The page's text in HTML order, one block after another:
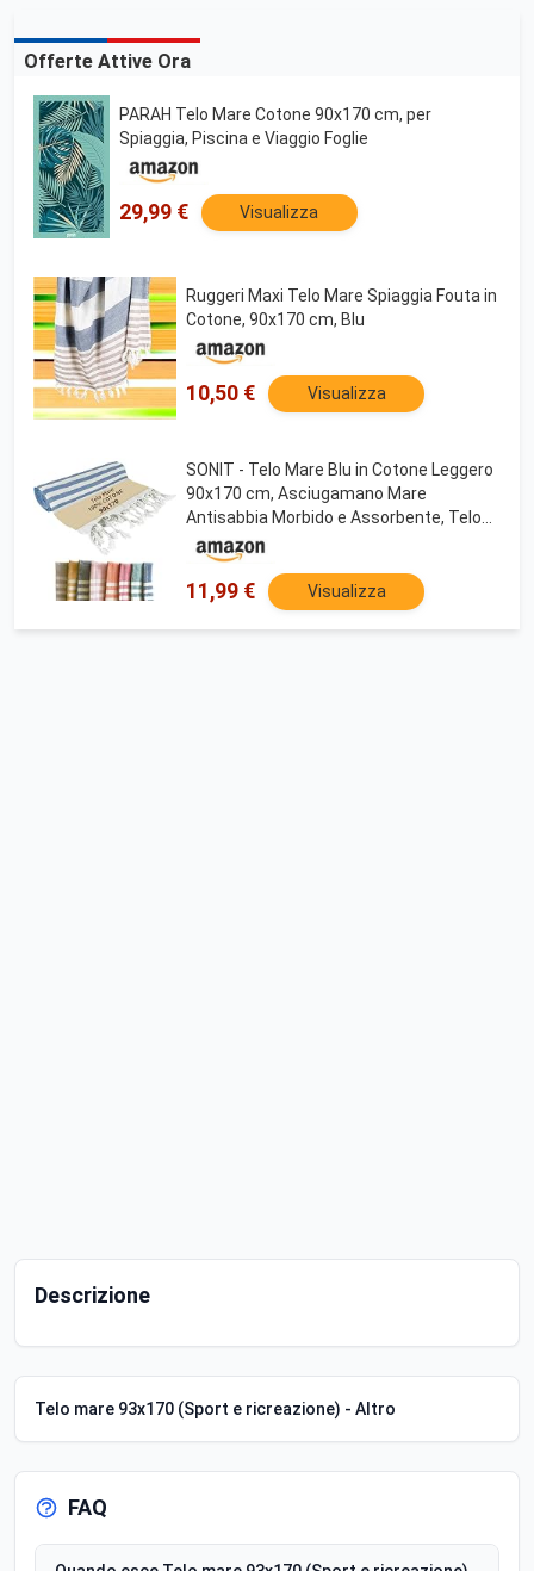
Offerte Attive Ora
PARAH Telo Mare Cotone 90x170 cm, per
Spiaggia, Piscina e Viaggio Foglie
29,99 € Visualizza
Ruggeri Maxi Telo Mare Spiaggia Fouta in
Cotone, 90x170 cm, Blu
10,50 € Visualizza
SONIT - Telo Mare Blu in Cotone Leggero
90x170 cm, Asciugamano Mare
Antisabbia Morbido e Assorbente, Telo
Salvaspazio e Ultra Leggero, Ideale per
Piscina, Viaggio e Pic Nic, Unisex
11,99 € Visualizza
Descrizione
Telo mare 93x170 (Sport e ricreazione) - Altro
FAQ